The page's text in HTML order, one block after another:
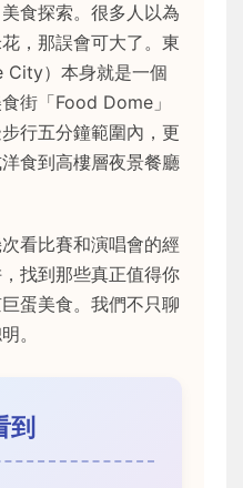
食探索。很多人以為
，那誤會可大了。東
）本身就是一個
街「Food Dome」
行五分鐘範圍內，更
食到高樓層夜景餐廳
看比賽和演唱會的經
找到那些真正值得你
蛋美食。我們不只聊
。
到